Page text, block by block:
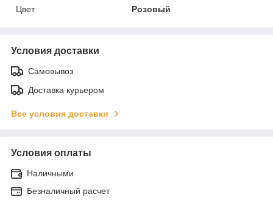
Цвет
Розовый
Условия доставки
Самовывоз
Доставка курьером
Все условия доставки
Условия оплаты
Наличными
Безналичный расчет